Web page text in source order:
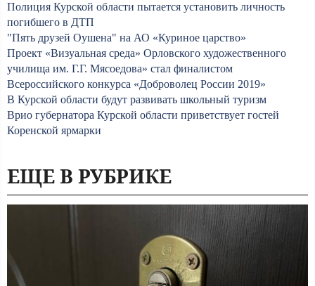
Полиция Курской области пытается установить личность
погибшего в ДТП
"Пять друзей Оушена" на АО «Куриное царство»
Проект «Визуальная среда» Орловского художественного
училища им. Г.Г. Мясоедова» стал финалистом
Всероссийского конкурса «Доброволец России 2019»
В Курской области будут развивать школьный туризм
Врио губернатора Курской области приветствует гостей
Коренской ярмарки
ЕЩЕ В РУБРИКЕ